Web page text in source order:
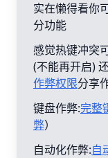
实在懒得看你
分功能
感觉热键冲突
(不能再开启)
作弊权限分享
键盘作弊:完整
弊）
自动化作弊:自